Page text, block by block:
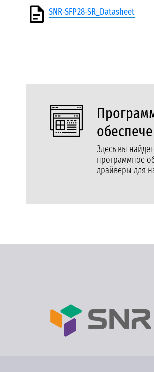
SNR-SFP28-SR_Datasheet
Здесь вы
программное
драйверы для